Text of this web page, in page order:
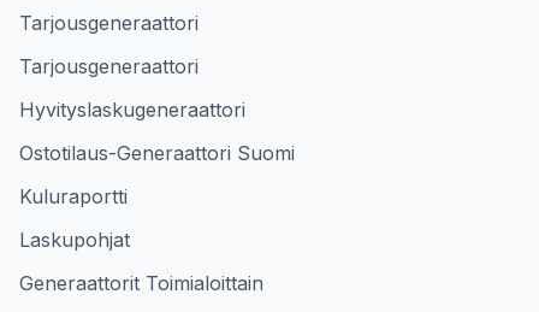
Tarjousgeneraattori
Tarjousgeneraattori
Hyvityslaskugeneraattori
Ostotilaus-Generaattori Suomi
Kuluraportti
Laskupohjat
Generaattorit Toimialoittain